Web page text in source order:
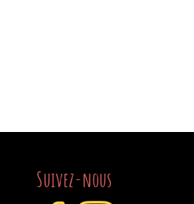
Suivez-nous